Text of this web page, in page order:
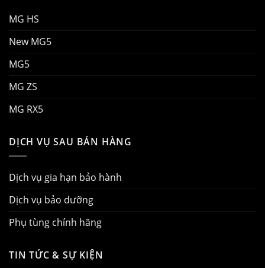
MG HS
New MG5
MG5
MG ZS
MG RX5
DỊCH VỤ SAU BÁN HÀNG
Dịch vụ gia hạn bảo hành
Dịch vụ bảo dưỡng
Phụ tùng chính hãng
TIN TỨC & SỰ KIỆN